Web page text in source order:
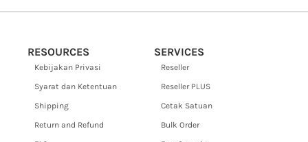
RESOURCES SERVICES
Kebijakan Privasi
Syarat dan Ketentuan
Shipping
Return and Refund
Reseller
Reseller PLUS
Cetak Satuan
Bulk Order